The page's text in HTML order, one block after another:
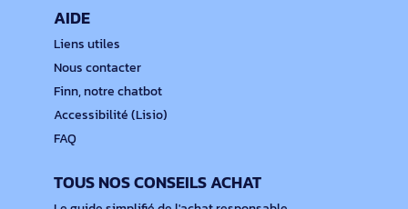
AIDE
Liens utiles
Nous contacter
Finn, notre chatbot
Accessibilité (Lisio)
FAQ
TOUS NOS CONSEILS ACHAT